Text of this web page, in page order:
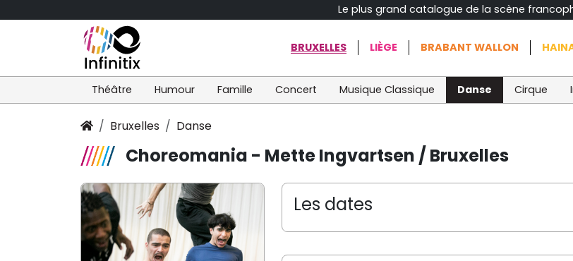
Le plus grand catalogue de la scène
BRUXELLES LIÈGE BRABANT WALLON
Théâtre Humour Famille Concert Musique Classique Danse Cirque
Bruxelles Danse
Choreomania - Mette Ingvartsen / Bruxelles
Les dates